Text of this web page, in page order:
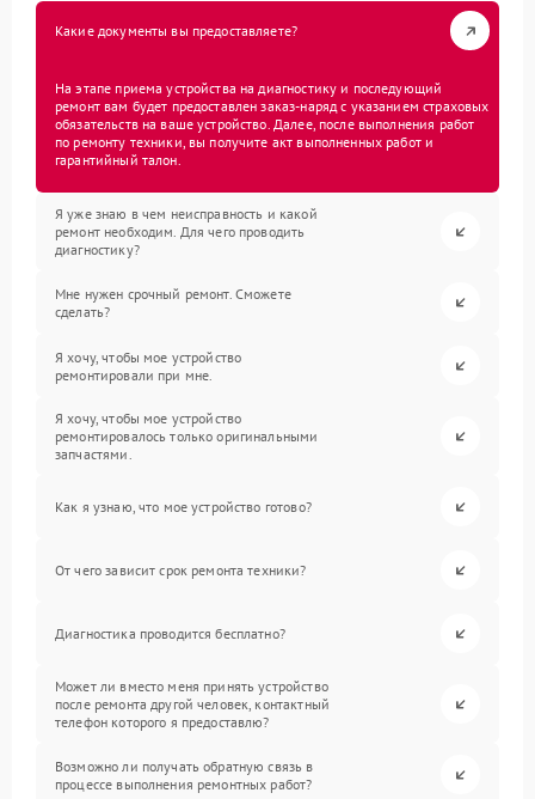
Какие документы вы предоставляете?
На этапе приема устройства на диагностику и последующий
ремонт вам будет предоставлен заказ-наряд с указанием страховых
обязательств на ваше устройство. Далее, после выполнения работ
по ремонту техники, вы получите акт выполненных работ и
гарантийный талон.
Я уже знаю в чем неисправность и какой
ремонт необходим. Для чего проводить
диагностику?
Мне нужен срочный ремонт. Сможете
сделать?
Я хочу, чтобы мое устройство
ремонтировали при мне.
Я хочу, чтобы мое устройство
ремонтировалось только оригинальными
запчастями.
Как я узнаю, что мое устройство готово?
От чего зависит срок ремонта техники?
Диагностика проводится бесплатно?
Может ли вместо меня принять устройство
после ремонта другой человек, контактный
телефон которого я предоставлю?
Возможно ли получать обратную связь в
процессе выполнения ремонтных работ?